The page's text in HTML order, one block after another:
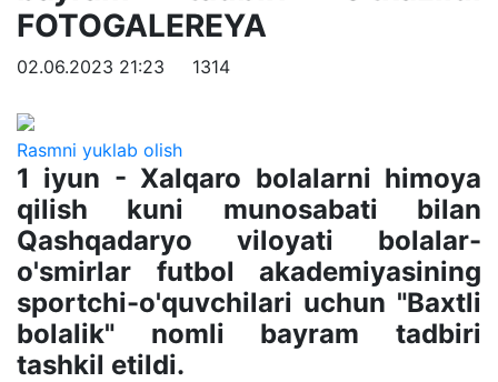
FOTOGALEREYA
02.06.2023 21:23 1314
Rasmni yuklab olish
1 iyun - Xalqaro bolalarni himoya
qilish kuni munosabati bilan
Qashqadaryo viloyati bolalar-
o'smirlar futbol akademiyasining
sportchi-o'quvchilari uchun "Baxtli
bolalik" nomli bayram tadbiri
tashkil etildi.